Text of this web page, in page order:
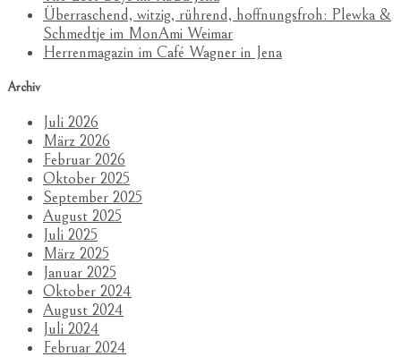
Überraschend, witzig, rührend, hoffnungsfroh: Plewka &
Schmedtje im MonAmi Weimar
Herrenmagazin im Café Wagner in Jena
Archiv
Juli 2026
März 2026
Februar 2026
Oktober 2025
September 2025
August 2025
Juli 2025
März 2025
Januar 2025
Oktober 2024
August 2024
Juli 2024
Februar 2024